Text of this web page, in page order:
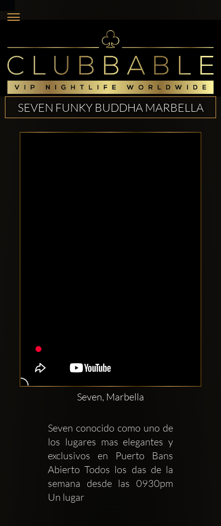
sociaux
Clubbable:
SEVEN FUNKY BUDDHA MARBELLA
Seven, Marbella
Seven conocido como uno de
los lugares mas elegantes y
exclusivos en Puerto Bans
Abierto Todos los das de la
semana desde las 0930pm
Un lugar